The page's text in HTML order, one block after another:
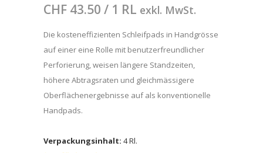
CHF 43.50 / 1 RL exkl. MwSt.
Die kosteneffizienten Schleifpads in Handgrösse
auf einer eine Rolle mit benutzerfreundlicher
Perforierung, weisen längere Standzeiten,
höhere Abtragsraten und gleichmässigere
Oberflächenergebnisse auf als konventionelle
Handpads.
Verpackungsinhalt: 4 Rl.